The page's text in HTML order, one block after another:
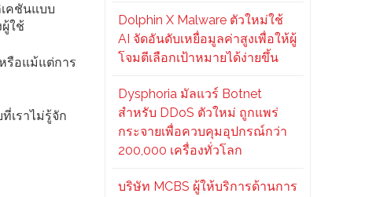
คชันแบบ
ใช้
รือแม้แต่การ
เราไม่รู้จัก
Dolphin X Malware ตัวใหม่ใช้
AI จัดอันดับเหยื่อมูลค่าสูงเพื่อให้ผู้
โจมตีเลือกเป้าหมายได้ง่ายขึ้น
Dysphoria มัลแวร์ Botnet
สำหรับ DDoS ตัวใหม่ ถูกแพร่
กระจายเพื่อควบคุมอุปกรณ์กว่า
200,000 เครื่องทั่วโลก
บริษัท MCBS ผู้ให้บริการด้านการ